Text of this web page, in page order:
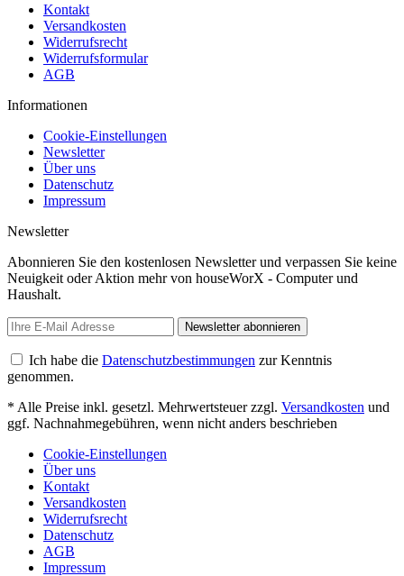
Kontakt
Versandkosten
Widerrufsrecht
Widerrufsformular
AGB
Informationen
Cookie-Einstellungen
Newsletter
Über uns
Datenschutz
Impressum
Newsletter
Abonnieren Sie den kostenlosen Newsletter und verpassen Sie keine
Neuigkeit oder Aktion mehr von houseWorX - Computer und
Haushalt.
Newsletter abonnieren
Ich habe die Datenschutzbestimmungen zur Kenntnis
genommen.
* Alle Preise inkl. gesetzl. Mehrwertsteuer zzgl. Versandkosten und
ggf. Nachnahmegebühren, wenn nicht anders beschrieben
Cookie-Einstellungen
Über uns
Kontakt
Versandkosten
Widerrufsrecht
Datenschutz
AGB
Impressum